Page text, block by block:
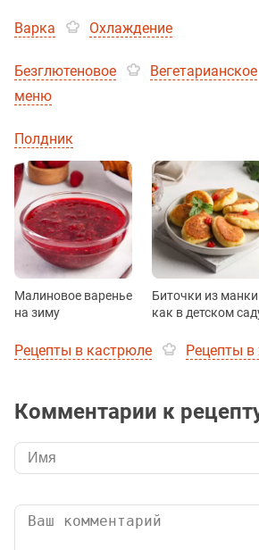
Варка Охлаждение
Безглютеновое Вегетарианское
меню
Полдник
Малиновое варенье
на зиму
Биточки из манки
как в детском
Рецепты в кастрюле Рецепты в
Комментарии к